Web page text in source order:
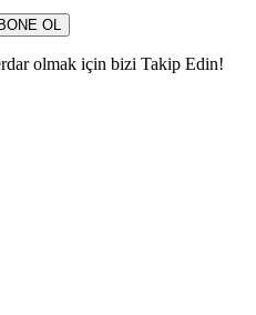
OL
olmak için bizi Takip Edin!